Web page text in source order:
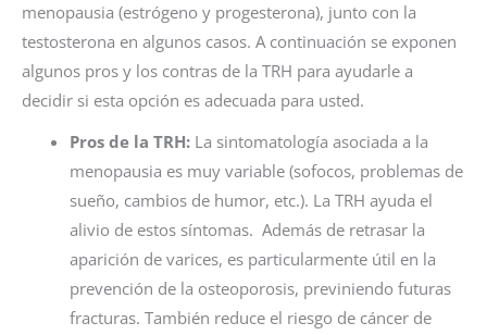
menopausia (estrógeno y progesterona), junto con la
testosterona en algunos casos. A continuación se exponen
algunos pros y los contras de la TRH para ayudarle a
decidir si esta opción es adecuada para usted.
Pros de la TRH:La sintomatología asociada a la
menopausia es muy variable (sofocos, problemas de
sueño, cambios de humor, etc.). La TRH ayuda el
alivio de estos síntomas. Además de retrasar la
aparición de varices, es particularmente útil en la
prevención de la osteoporosis, previniendo futuras
fracturas. También reduce el riesgo de cáncer de